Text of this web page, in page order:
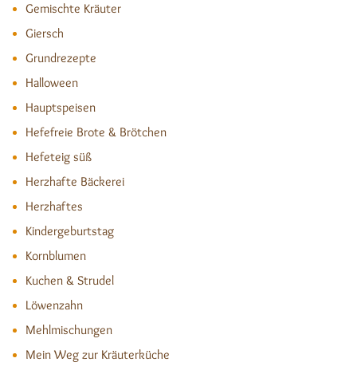
Gemischte Kräuter
Giersch
Grundrezepte
Halloween
Hauptspeisen
Hefefreie Brote & Brötchen
Hefeteig süß
Herzhafte Bäckerei
Herzhaftes
Kindergeburtstag
Kornblumen
Kuchen & Strudel
Löwenzahn
Mehlmischungen
Mein Weg zur Kräuterküche